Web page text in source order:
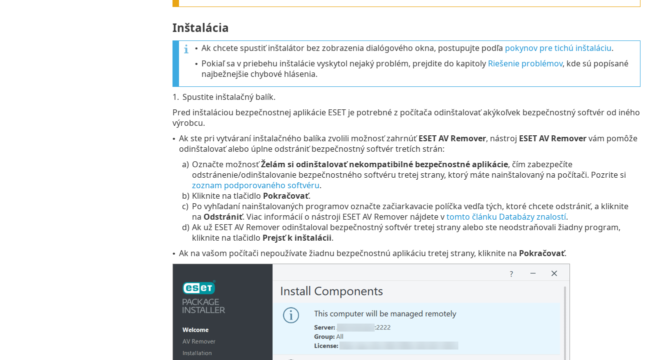
Inštalácia
• Ak chcete spustiť inštalátor bez zobrazenia dialógového okna, postupujte podľa pokynov pre tichú inštaláciu.
• Pokiaľ sa v priebehu inštalácie vyskytol nejaký problém, prejdite do kapitoly Riešenie problémov, kde sú popísané
najbežnejšie chybové hlásenia.
1. Spustite inštalačný balík.
Pred inštaláciou bezpečnostnej aplikácie ESET je potrebné z počítača odinštalovať akýkoľvek bezpečnostný softvér od iného
výrobcu.
• Ak ste pri vytváraní inštalačného balíka zvolili možnosť zahrnúťESET AV Remover, nástroj ESET AV Removervám pomôže
odinštalovať alebo úplne odstrániť bezpečnostný softvér tretích strán:
a) Označte možnosťŽelám si odinštalovať nekompatibilné bezpečnostné aplikácie, čím zabezpečíte
odstránenie/odinštalovanie bezpečnostného softvéru tretej strany, ktorý máte nainštalovaný na počítači. Pozrite si
zoznam podporovaného softvéru.
b) Kliknite na tlačidlo Pokračovať.
c) Po vyhľadaní nainštalovaných programov označte začiarkavacie políčka vedľa tých, ktoré chcete odstrániť, a kliknite
na Odstrániť. Viac informácií o nástroji ESET AV Remover nájdete vtomto článku Databázy znalostí.
d) Ak už ESET AV Remover odinštaloval bezpečnostný softvér tretej strany alebo ste neodstraňovali žiadny program,
kliknite na tlačidlo Prejsť k inštalácii.
• Ak na vašom počítači nepoužívate žiadnu bezpečnostnú aplikáciu tretej strany, kliknite na Pokračovať.